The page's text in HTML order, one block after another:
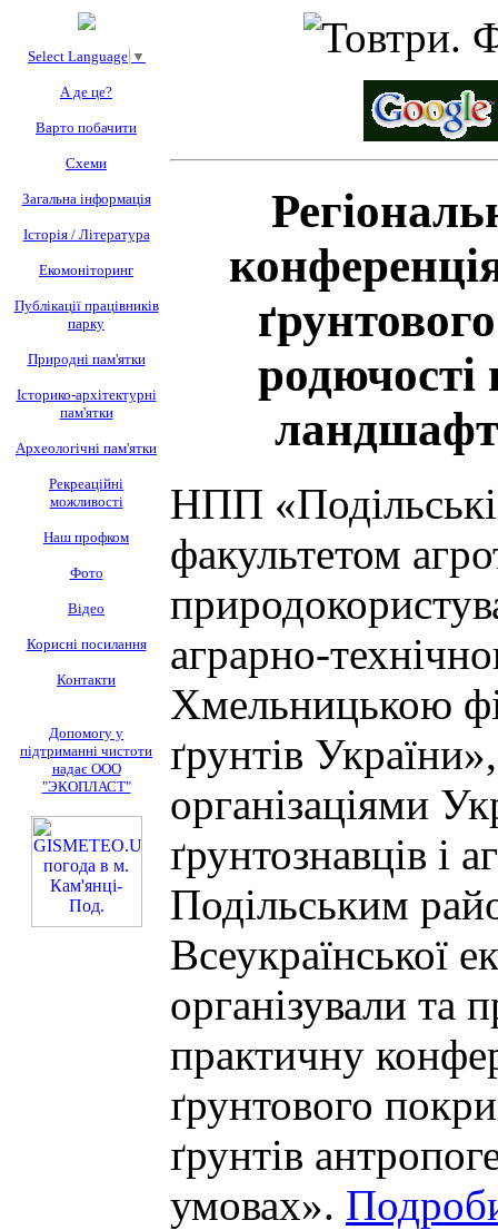
Select Language ▼
А де це?
Варто побачити
Схеми
Загальна інформація
Історія / Література
Екомоніторинг
Публікації працівників
парку
Природні пам'ятки
Історико-архітектурні
пам'ятки
Археологічні пам'ятки
Рекреаційні
можливості
Наш профком
Фото
Відео
Корисні посилання
Контакти
Допомогу у
підтриманні чистоти
надає ООО
"ЭКОПЛАСТ"
родючості
НПП «Подільські
факультетом
аграрно-
Хмельницькою
ґрунтів
організаціями
ґрунтознавців і
Подільським
Всеукраїнської
організували та
практичну
ґрунтового
ґрунтів
умовах».